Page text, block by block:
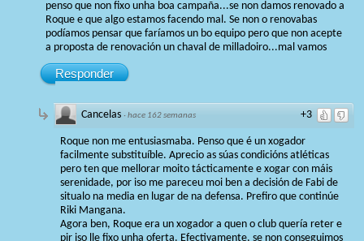
penso que non fixo unha boa campaña...se non damos renovado a
Roque e que algo estamos facendo mal. Se non o renovabas
podíamos pensar que faríamos un bo equipo pero que non acepte
a proposta de renovación un chaval de milladoiro...mal vamos
Responder
+3
Cancelas ·hace 162 semanas
Roque non me entusiasmaba. Penso que é un xogador
facilmente substituíble. Aprecio as súas condicións atléticas
pero ten que mellorar moito tácticamente e xogar con máis
serenidade, por iso me pareceu moi ben a decisión de Fabi de
situalo na media en lugar de na defensa. Prefiro que continúe
Riki Mangana.
Agora ben, Roque era un xogador a quen o club quería reter e
pir iso lle fixo unha oferta. Efectivamente, se non conseguimos